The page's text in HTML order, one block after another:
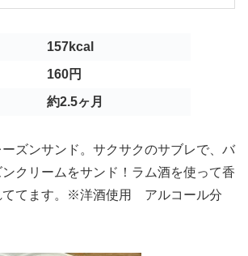
157kcal
160円
約2.5ヶ月
ズンサンド。サクサクのサブレで、バ
クリームをサンド！ラム酒を使って香
ててます。※洋酒使用 アルコール分